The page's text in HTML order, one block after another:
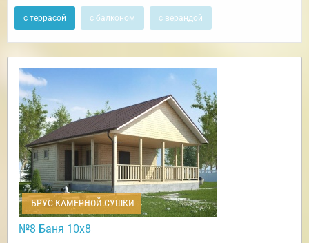
с террасой с балконом с верандой
БРУС КАМЕРНОЙ СУШКИ
№8 Баня 10х8